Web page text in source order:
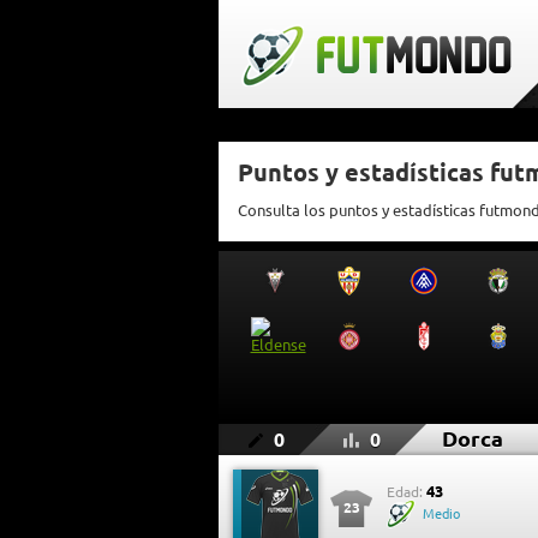
Puntos y estadísticas
Consulta los puntos y estadísticas
0 0 Dorca
23
Edad: 43
Medio